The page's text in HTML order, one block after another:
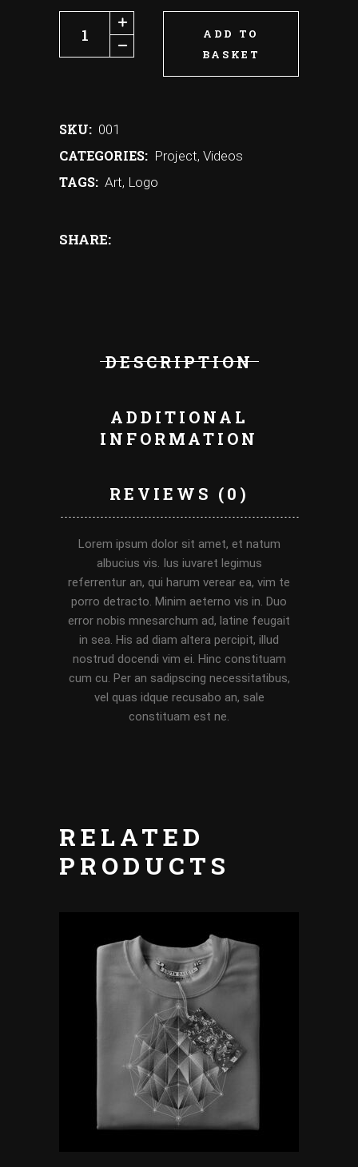
ADD TO
BASKET
SKU: 001
CATEGORIES: Project, Videos
TAGS: Art, Logo
SHARE:
DESCRIPTION
ADDITIONAL
INFORMATION
REVIEWS (0)
Lorem ipsum dolor sit amet, et natum
albucius vis. Ius iuvaret legimus
referrentur an, qui harum verear ea, vim te
porro detracto. Minim aeterno vis in. Duo
error nobis mnesarchum ad, latine feugait
in sea. His ad diam altera percipit, illud
nostrud docendi vim ei. Hinc constituam
cum cu. Per an sadipscing necessitatibus,
vel quas idque recusabo an, sale
constituam est ne.
RELATED
PRODUCTS